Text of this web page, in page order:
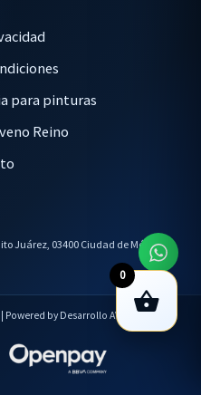
para pinturas
Reino
Juárez, 03400 Ciudad de México,
by Desarrollo AVL
0